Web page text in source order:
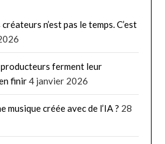
n’est pas le temps. C’est
ferment leur
finir4 janvier 2026
créée avec de l’IA ? 28